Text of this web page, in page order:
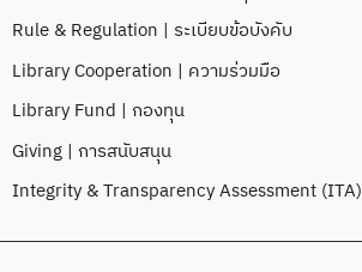
Rule & Regulation | ระเบียบข้อบังคับ
Library Cooperation | ความร่วมมือ
Library Fund | กองทุน
Giving | การสนับสนุน
Integrity & Transparency Assessment (ITA)